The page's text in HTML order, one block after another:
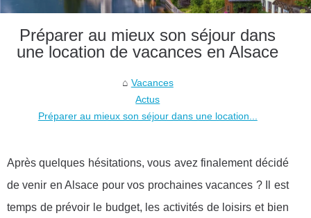
Préparer au mieux son séjour dans
une location de vacances en Alsace
Vacances
Actus
Préparer au mieux son séjour dans une location...
Après quelques hésitations, vous avez finalement décidé
de venir en Alsace pour vos prochaines vacances ? Il est
temps de prévoir le budget, les activités de loisirs et bien